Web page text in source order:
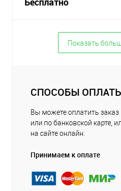
Показать
СПОСОБЫ
Вы можете оплатить
или по банковской карте,
на сайте онлайн.
Принимаем к оплате